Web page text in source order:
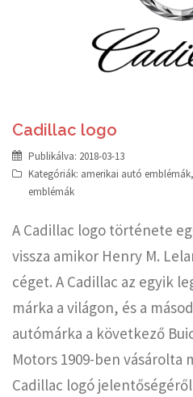
Cadillac logo
Publikálva: 2018-03-13
Kategóriák: amerikai autó emblémák,
emblémák
A Cadillac logo története
vissza amikor Henry M.
céget. A Cadillac az egyik
márka a világon, és a
autómárka a következő
Motors 1909-ben vásárolta
Cadillac logó